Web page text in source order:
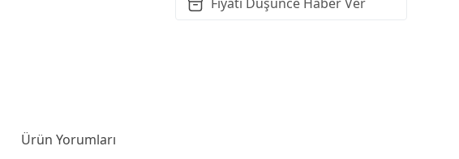
Ürün Yorumları